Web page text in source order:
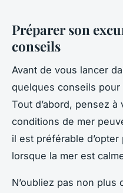
Préparer son
conseils
Avant de vous lancer
quelques conseils
Tout d’abord, pensez
conditions de mer
il est préférable
lorsque la mer est
N’oubliez pas non